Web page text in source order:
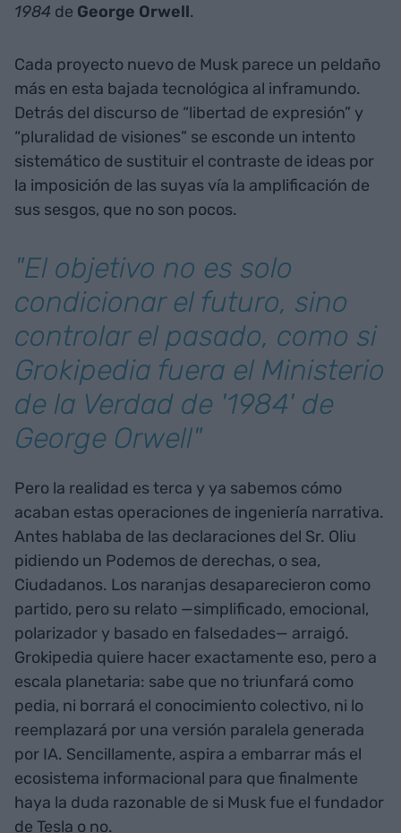
1984 de George Orwell.
Cada proyecto nuevo de Musk parece un peldaño
más en esta bajada tecnológica al inframundo.
Detrás del discurso de “libertad de expresión” y
“pluralidad de visiones” se esconde un intento
sistemático de sustituir el contraste de ideas por
la imposición de las suyas vía la amplificación de
sus sesgos, que no son pocos.
"El objetivo no es solo
condicionar el futuro, sino
controlar el pasado, como si
Grokipedia fuera el Ministerio
de la Verdad de '1984' de
George Orwell"
Pero la realidad es terca y ya sabemos cómo
acaban estas operaciones de ingeniería narrativa.
Antes hablaba de las declaraciones del Sr. Oliu
pidiendo un Podemos de derechas, o sea,
Ciudadanos. Los naranjas desaparecieron como
partido, pero su relato —simplificado, emocional,
polarizador y basado en falsedades— arraigó.
Grokipedia quiere hacer exactamente eso, pero a
escala planetaria: sabe que no triunfará como
pedia, ni borrará el conocimiento colectivo, ni lo
reemplazará por una versión paralela generada
por IA. Sencillamente, aspira a embarrar más el
ecosistema informacional para que finalmente
haya la duda razonable de si Musk fue el fundador
de Tesla o no.